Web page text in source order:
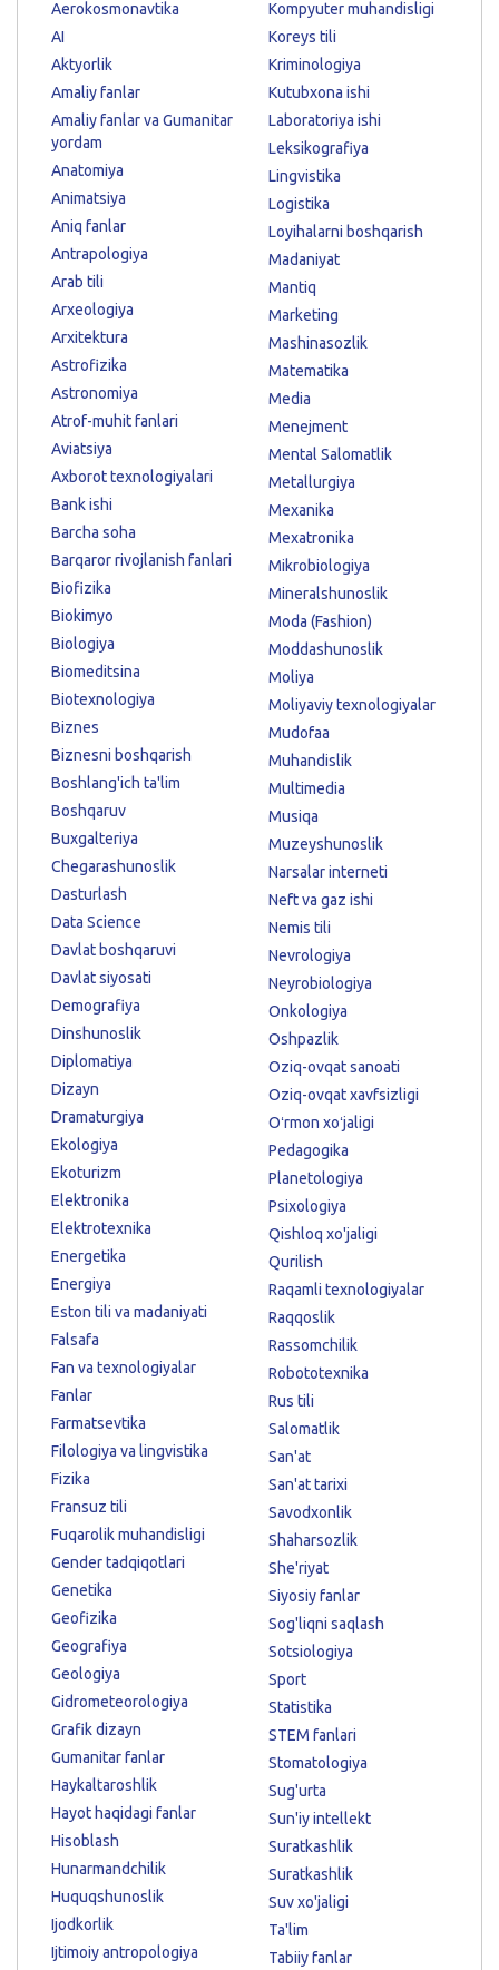
Aerokosmonavtika
AI
Aktyorlik
Amaliy fanlar
Amaliy fanlar va Gumanitar
yordam
Anatomiya
Animatsiya
Aniq fanlar
Antrapologiya
Arab tili
Arxeologiya
Arxitektura
Astrofizika
Astronomiya
Atrof-muhit fanlari
Aviatsiya
Axborot texnologiyalari
Bank ishi
Barcha soha
Barqaror rivojlanish fanlari
Biofizika
Biokimyo
Biologiya
Biomeditsina
Biotexnologiya
Biznes
Biznesni boshqarish
Boshlang'ich ta'lim
Boshqaruv
Buxgalteriya
Chegarashunoslik
Dasturlash
Data Science
Davlat boshqaruvi
Davlat siyosati
Demografiya
Dinshunoslik
Diplomatiya
Dizayn
Dramaturgiya
Ekologiya
Ekoturizm
Elektronika
Elektrotexnika
Energetika
Energiya
Eston tili va madaniyati
Falsafa
Fan va texnologiyalar
Fanlar
Farmatsevtika
Filologiya va lingvistika
Fizika
Fransuz tili
Fuqarolik muhandisligi
Gender tadqiqotlari
Genetika
Geofizika
Geografiya
Geologiya
Gidrometeorologiya
Grafik dizayn
Gumanitar fanlar
Haykaltaroshlik
Hayot haqidagi fanlar
Hisoblash
Hunarmandchilik
Huquqshunoslik
Ijodkorlik
Ijtimoiy antropologiya
Kompyuter muhandisligi
Koreys tili
Kriminologiya
Kutubxona ishi
Laboratoriya ishi
Leksikografiya
Lingvistika
Logistika
Loyihalarni boshqarish
Madaniyat
Mantiq
Marketing
Mashinasozlik
Matematika
Media
Menejment
Mental Salomatlik
Metallurgiya
Mexanika
Mexatronika
Mikrobiologiya
Mineralshunoslik
Moda (Fashion)
Moddashunoslik
Moliya
Moliyaviy texnologiyalar
Mudofaa
Muhandislik
Multimedia
Musiqa
Muzeyshunoslik
Narsalar interneti
Neft va gaz ishi
Nemis tili
Nevrologiya
Neyrobiologiya
Onkologiya
Oshpazlik
Oziq-ovqat sanoati
Oziq-ovqat xavfsizligi
Oʻrmon xoʻjaligi
Pedagogika
Planetologiya
Psixologiya
Qishloq xo'jaligi
Qurilish
Raqamli texnologiyalar
Raqqoslik
Rassomchilik
Robototexnika
Rus tili
Salomatlik
San'at
San'at tarixi
Savodxonlik
Shaharsozlik
She'riyat
Siyosiy fanlar
Sog'liqni saqlash
Sotsiologiya
Sport
Statistika
STEM fanlari
Stomatologiya
Sug'urta
Sun'iy intellekt
Suratkashlik
Suratkashlik
Suv xo'jaligi
Ta'lim
Tabiiy fanlar